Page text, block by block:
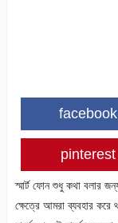
facebook
pinterest
স্মার্ট ফোন শুধু কথা বলার
ক্ষেত্রে আমরা ব্যবহার করে